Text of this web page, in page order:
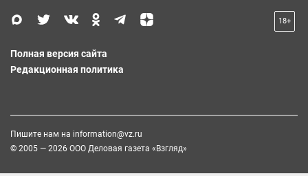
18+
Полная версия сайта
Редакционная политика
Пишите нам на information@vz.ru
© 2005 — 2026 ООО Деловая газета «Взгляд»